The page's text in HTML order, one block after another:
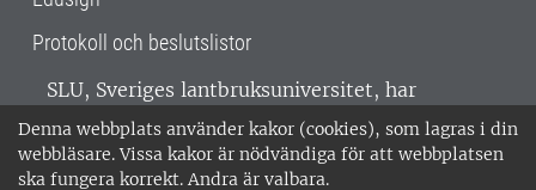
Denna webbplats använder kakor (cookies), som lagras i din
webbläsare. Vissa kakor är nödvändiga för att webbplatsen
ska fungera korrekt. Andra är valbara.
Protokoll och beslutslistor
SLU, Sveriges lantbruksuniversitet, har
verksamhet över hela Sverige. Huvudorter är
Alnarp, Uppsala och Umeå.SLU är
miljöcertifierat enligt ISO 14001. •